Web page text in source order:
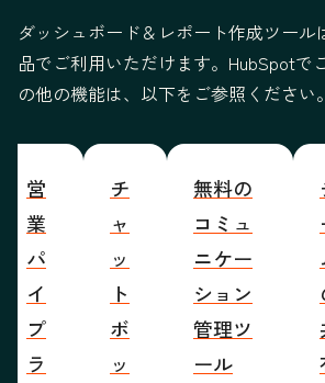
ダッシュボード＆レポート作成ツール
品でご利用いただけます。HubSpotで
の他の機能は、以下をご参照ください。
営
業
パ
イ
プ
ラ
チ
ャ
ッ
ト
ボ
ッ
無料の
コミュ
ニケー
ション
管理ツ
ール